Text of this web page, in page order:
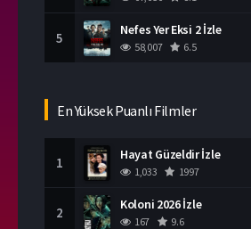
5 Nefes Yer Eksi 2 İzle
58,007 6.5
En Yüksek Puanlı Filmler
1 Hayat Güzeldir İzle
1,033 1997
2 Koloni 2026 İzle
167 9.6